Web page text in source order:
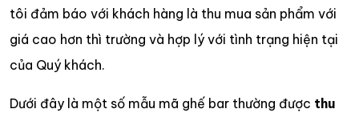
tôi đảm báo với khách hàng là thu mua sản phẩm với
giá cao hơn thì trường và hợp lý với tình trạng hiện tại
của Quý khách.
Dưới đây là một số mẫu mã ghế bar thường được thu